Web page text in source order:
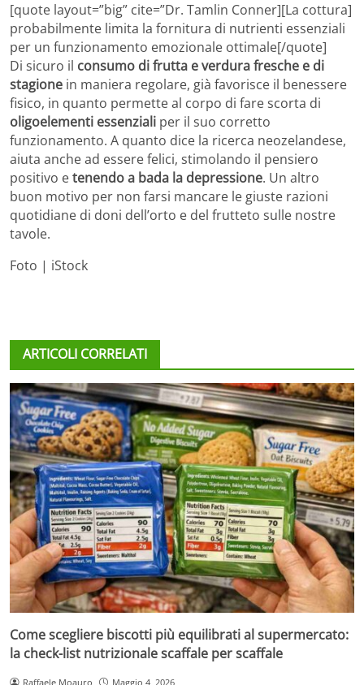
[quote layout=”big” cite=”Dr. Tamlin Conner][La cottura]
probabilmente limita la fornitura di nutrienti essenziali
per un funzionamento emozionale ottimale[/quote]
Di sicuro il consumo di frutta e verdura fresche e di
stagione in maniera regolare, già favorisce il benessere
fisico, in quanto permette al corpo di fare scorta di
oligoelementi essenziali per il suo corretto
funzionamento. A quanto dice la ricerca neozelandese,
aiuta anche ad essere felici, stimolando il pensiero
positivo etenendo a bada la depressione. Un altro
buon motivo per non farsi mancare le giuste razioni
quotidiane di doni dell’orto e del frutteto sulle nostre
tavole.
Foto | iStock
ARTICOLI CORRELATI
Come scegliere biscotti più equilibrati al supermercato:
la check-list nutrizionale scaffale per scaffale
Raffaele Moauro Maggio 4, 2026